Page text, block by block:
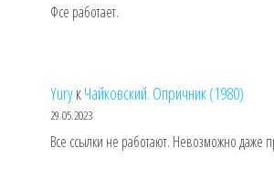
Фсе работает.
YuryкЧайковский. Опричник (1980)
29.05.2023
Все ссылки не работают. Невозможно даже